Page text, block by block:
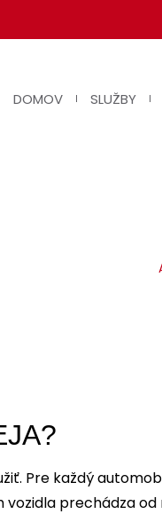
DOMOV SLUŽBY
Pre každý
prechádza